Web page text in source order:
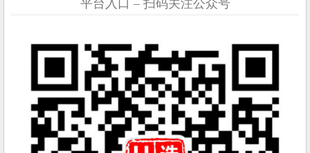
平台入口 – 扫码关注公众号